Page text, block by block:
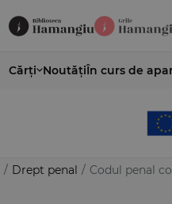
Cărți NoutățiÎn curs de
/ Drept penal / Codul penal